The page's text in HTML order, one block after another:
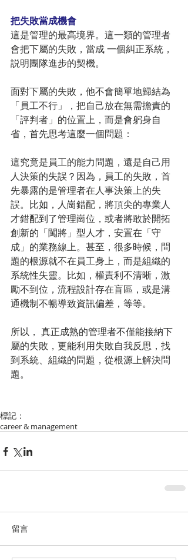
把失敗當成機會
這是管理的最高境界。這一類的管理者
會把下屬的失敗，當成 一個糾正系統，
説明團隊進步的契機。
面對下屬的失敗，他不會簡單地歸結為
「員工不行」，把自己放在無需擔責的
「評判者」的位置上，而是會躬身自
省，首先思考這麼一個問題：
這究竟是員工的能力問題，還是自己用
人決策的失誤？因為，員工的失敗，首
先暴露的是管理者在人事決策上的失
誤。比如，人崗錯配，將頂尖的專業人
才錯配到了管理崗位，或者將敢於開拓
創新的「闖將」型人才，安置在「守
成」的業務線上。甚至，很多時候，問
題的根源就不在員工身上，而是組織的
系統性失靈。比如，權責利不清晰，激
勵不到位，流程設計存在盲區，或是溝
通機制不暢導致資訊偏差，等等。
所以， 真正成熟的管理者不僅能接納下
屬的失敗，更能利用失敗自我反思，找
到系統、組織的問題，從根源上解決問
題。
標記：
career & management
留言